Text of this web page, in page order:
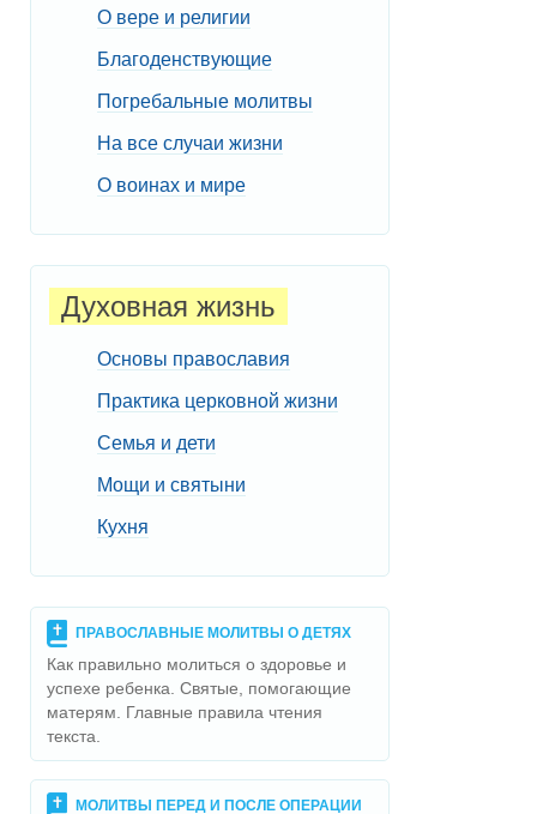
О вере и религии
Благоденствующие
Погребальные молитвы
На все случаи жизни
О воинах и мире
Духовная жизнь
Основы православия
Практика церковной жизни
Семья и дети
Мощи и святыни
Кухня
ПРАВОСЛАВНЫЕ МОЛИТВЫ О ДЕТЯХ
Как правильно молиться о здоровье и
успехе ребенка. Святые, помогающие
матерям. Главные правила чтения
текста.
МОЛИТВЫ ПЕРЕД И ПОСЛЕ ОПЕРАЦИИ